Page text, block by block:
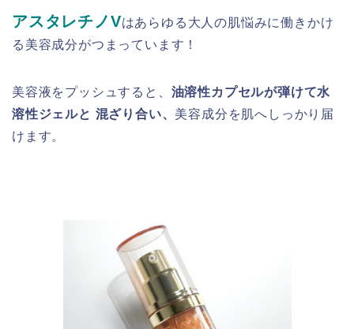
アスタレチノVはあらゆる大人の肌悩みに働きかけ
る美容成分がつまっています！
美容液をプッシュすると、 油溶性カプセルが弾けて水
溶性ジェルと 混ざり合い、 美容成分を肌へしっかり届
けます。